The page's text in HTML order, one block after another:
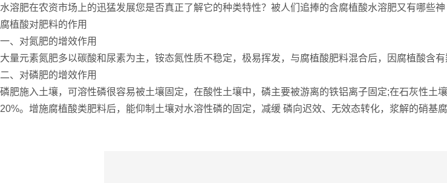
水溶肥在农资市场上的迅猛发展您是否真正了解它的种类特性？被人们追捧的含腐植酸水溶肥又有哪些神
腐植酸对肥料的作用
一、对氮肥的增效作用
大量元素氮肥多以碳酸和尿素为主，铵态氮性质不稳定，极易挥发，与腐植酸肥料混合后，因腐植酸含
二、对磷肥的增效作用
磷肥施入土壤，可溶性磷很容易被土壤固定，在酸性土壤中，磷主要被游离的铁铝离子固定;在石灰性
20%。增施腐植酸类肥料后，能仰制土壤对水溶性磷的固定，减缓 磷向迟效、无效态转化，浆解的硝基